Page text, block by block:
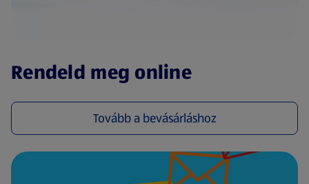
Rendeld meg online
Tovább a bevásárláshoz
(új oldalon nyílik meg)